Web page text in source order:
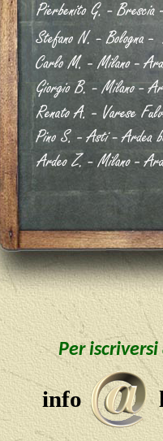
Per
info